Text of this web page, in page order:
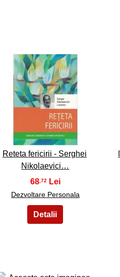
4
Reteta fericirii - Serghei
Nikolaevici…
68 ,72
Dezvoltare Personala